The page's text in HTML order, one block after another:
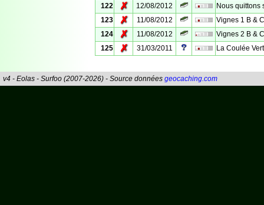
122
✗ 12/08/2012
Nous quittons
123
✗ 11/08/2012
Vignes 1 B &
124
✗ 11/08/2012
Vignes 2 B & C
125
✗ 31/03/2011 La Coulée
v4 - Eolas - Surfoo (2007-2026) - Source données geocaching.com